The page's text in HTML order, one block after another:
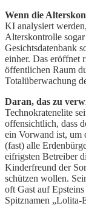
Wenn die
KI analysiert
Alterskontrolle
Gesichtsdatenbank
einher. Das eröffnet
öffentlichen Raum
Totalüberwachung
Daran, das zu
Technokratenelite
offensichtlich, dass
ein Vorwand ist, um
(fast) alle
eifrigsten Betreiber
Kinderfreund der
schützen wollen.
oft Gast auf
Spitznamen „Lolita-